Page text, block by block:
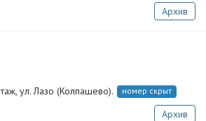
Архив
ул. Лазо (Колпашево).
номер скрыт
Архив